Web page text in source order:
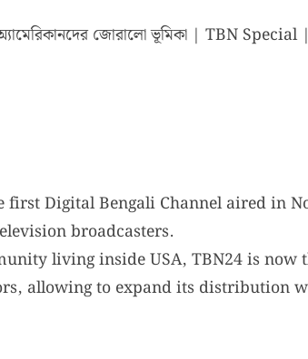
অ্যামেরিকানদের জোরালো ভূমিকা | TBN
first Digital Bengali Channel aired in
broadcasters.
living inside USA, TBN24 is now
allowing to expand its distribution